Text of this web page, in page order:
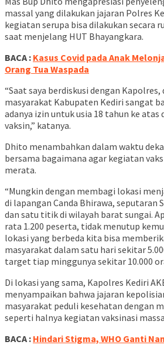
massal yang dilakukan jajaran Polres
kegiatan serupa bisa dilakukan secara
saat menjelang HUT Bhayangkara.
BACA : Kasus Covid pada Anak
Orang Tua Waspada
“Saat saya berdiskusi dengan
masyarakat Kabupaten Kediri sangat
adanya izin untuk usia 18 tahun ke
vaksin,” katanya.
Dhito menambahkan dalam waktu
bersama bagaimana agar kegiatan
merata.
“Mungkin dengan membagi lokasi
di lapangan Canda Bhirawa, seputaran
dan satu titik di wilayah barat sungai.
rata 1.200 peserta, tidak menutup
lokasi yang berbeda kita bisa
masyarakat dalam satu hari sekitar
target tiap minggunya sekitar 10.000
Di lokasi yang sama, Kapolres Kediri
menyampaikan bahwa jajaran
masyarakat peduli kesehatan dengan
seperti halnya kegiatan vaksinasi
BACA : Hindari Stigma, WHO Ganti